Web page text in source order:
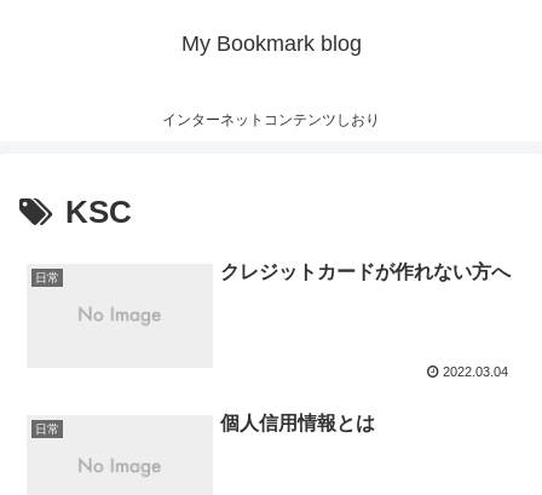
My Bookmark blog
インターネットコンテンツしおり
KSC
日常 クレジットカードが作れない方へ
2022.03.04
日常 個人信用情報とは